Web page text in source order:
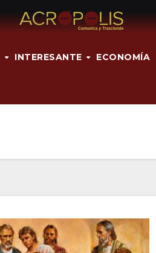
INTERESANTE ECONOMÍA